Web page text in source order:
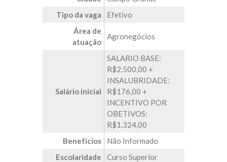
Tipo da vaga
Efetivo
Área de
atuação
Agronegócios
Salário inicial
SALARIO BASE:
R$2.500,00 +
INSALUBRIDADE:
R$176,00 +
INCENTIVO POR
OBETIVOS:
R$1.324,00
Benefícios
Não Informado
Escolaridade
Curso Superior